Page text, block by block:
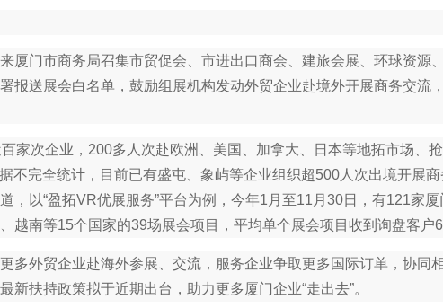
门市商务局召集市贸促会、市进出口商会、建旅会展、环球资源、
报送展会白名单，鼓励组展机构发动外贸企业赴境外开展商务交流
次企业，200多人次赴欧洲、美国、加拿大、日本等地拓市场、抢
不完全统计，目前已有盛屯、象屿等企业组织超500人次出境开展
，以“盈拓VR优展服务”平台为例，今年1月至11月30日，有121家
越南等15个国家的39场展会项目，平均单个展会项目收到询盘客户
外贸企业赴海外参展、交流，服务企业争取更多国际订单，协同
新扶持政策拟于近期出台，助力更多厦门企业“走出去”。